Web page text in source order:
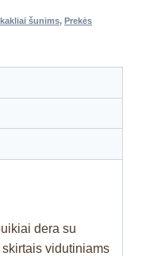
šunims, Prekės
dera su
skirtais vidutiniams